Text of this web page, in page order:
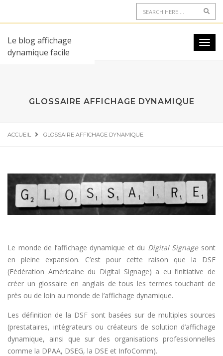
Le blog affichage
dynamique facile
GLOSSAIRE AFFICHAGE DYNAMIQUE
ACCUEIL GLOSSAIRE AFFICHAGE DYNAMIQUE
Le monde de l’affichage dynamique et du Digital Signagesont
en pleine expansion. C’est pour cette raison que la DSF
(Fédération Américaine du Digital Signage) a eu l’initiative de
créer un glossaire en anglais de tous les termes touchant de
près ou de loin au monde de l’affichage dynamique.
Les définition de la DSF sont basées sur de multiples sources
(prestataires, intégrateurs ou créateurs de solution d’affichage
dynamique, ainsi que sur des organisations professionnelles
comme la DPAA, DSEG, la DSE et InfoComm).